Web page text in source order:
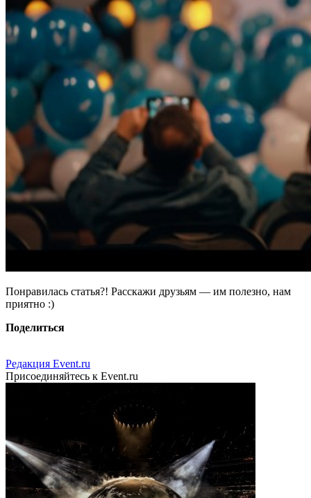
Понравилась статья?! Расскажи друзьям — им полезно, нам
приятно :)
Поделиться
Редакция Event.ru
Присоединяйтесь к Event.ru